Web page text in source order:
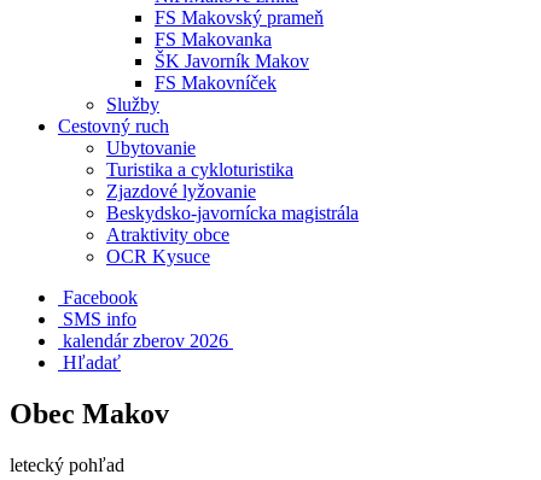
FS Makovský prameň
FS Makovanka
ŠK Javorník Makov
FS Makovníček
Služby
Cestovný ruch
Ubytovanie
Turistika a cykloturistika
Zjazdové lyžovanie
Beskydsko-javornícka magistrála
Atraktivity obce
OCR Kysuce
Facebook
SMS info
​ kalendár zberov 2026
Hľadať
Obec Makov
letecký pohľad